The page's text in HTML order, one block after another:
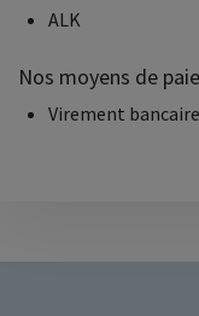
ALK
Nos moyens de
Virement bancaire